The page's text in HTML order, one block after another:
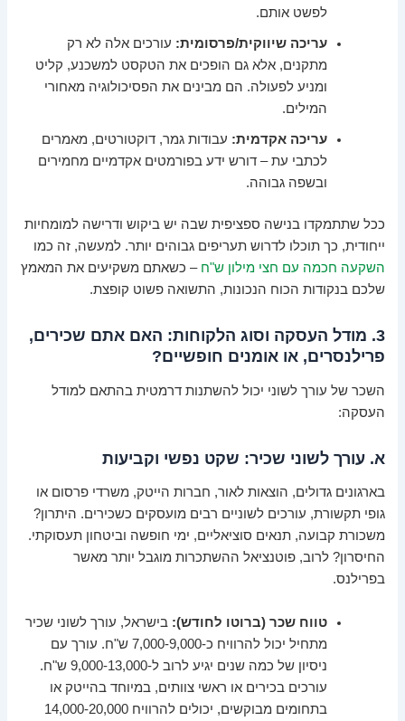
לפשט אותם.
עריכה שיווקית/פרסומית: עורכים אלה לא רק
מתקנים, אלא גם הופכים את הטקסט למשכנע, קליט
ומניע לפעולה. הם מבינים את הפסיכולוגיה מאחורי
המילים.
עריכה אקדמית: עבודות גמר, דוקטורטים, מאמרים
לכתבי עת – דורש ידע בפורמטים אקדמיים מחמירים
ובשפה גבוהה.
ככל שתתמקדו בנישה ספציפית שבה יש ביקוש ודרישה למומחיות
ייחודית, כך תוכלו לדרוש תעריפים גבוהים יותר. למעשה, זה כמו
השקעה חכמה עם חצי מילון ש"ח – כשאתם משקיעים את המאמץ
שלכם בנקודות הכוח הנכונות, התשואה פשוט קופצת.
3. מודל העסקה וסוג הלקוחות: האם אתם שכירים,
פרילנסרים, או אומנים חופשיים?
השכר של עורך לשוני יכול להשתנות דרמטית בהתאם למודל
העסקה:
א. עורך לשוני שכיר: שקט נפשי וקביעות
בארגונים גדולים, הוצאות לאור, חברות הייטק, משרדי פרסום או
גופי תקשורת, עורכים לשוניים רבים מועסקים כשכירים. היתרון?
משכורת קבועה, תנאים סוציאליים, ימי חופשה וביטחון תעסוקתי.
החיסרון? לרוב, פוטנציאל ההשתכרות מוגבל יותר מאשר
בפרילנס.
טווח שכר (ברוטו לחודש): בישראל, עורך לשוני שכיר
מתחיל יכול להרוויח כ-7,000-9,000 ש"ח. עורך עם
ניסיון של כמה שנים יגיע לרוב ל-9,000-13,000 ש"ח.
עורכים בכירים או ראשי צוותים, במיוחד בהייטק או
בתחומים מבוקשים, יכולים להרוויח 14,000-20,000